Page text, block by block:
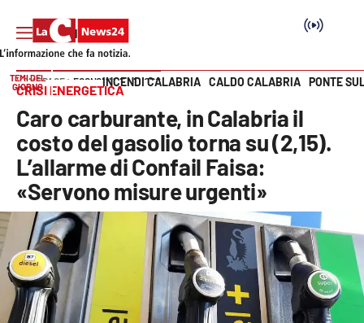
SEZIONI
Cronaca
Politica
Attualità
Economia e lavoro
Vai
TEMI DEL
GIORNO
INCENDI CALABRIA CALDO CALABRIA PONTE
HOME PAGE ECONOMIA E LAVORO
CRISI ENERGETICA
Caro carburante, in Calabria il
costo del gasolio torna su (2,15).
L’allarme di Confail Faisa:
«Servono misure urgenti»